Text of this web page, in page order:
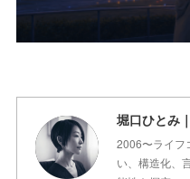
堀口ひとみ
2006〜ライフ
い、構造化、